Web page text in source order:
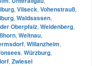
, Vilseck, Vohenstrauß,
, Waldsassen,
Oberpfalz, Weidenberg,
, Weitnau,
, Willanzheim,
, Würzburg,
, Zwiesel